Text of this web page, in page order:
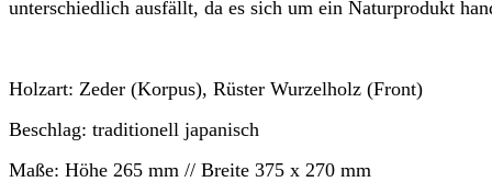
unterschiedlich ausfällt, da es sich um ein Naturprodukt
Holzart: Zeder (Korpus), Rüster Wurzelholz (Front)
Beschlag: traditionell japanisch
Maße: Höhe 265 mm // Breite 375 x 270 mm